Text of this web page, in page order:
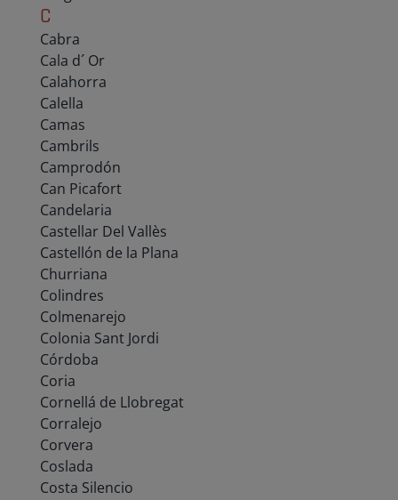
C
Cabra
Cala d´ Or
Calahorra
Calella
Camas
Cambrils
Camprodón
Can Picafort
Candelaria
Castellar Del Vallès
Castellón de la Plana
Churriana
Colindres
Colmenarejo
Colonia Sant Jordi
Córdoba
Coria
Cornellá de Llobregat
Corralejo
Corvera
Coslada
Costa Silencio